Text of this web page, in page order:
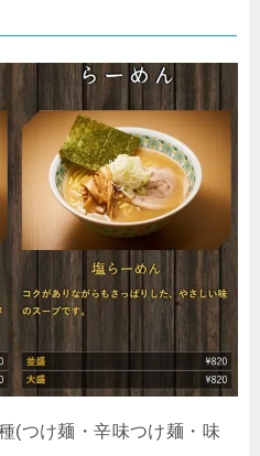
(つけ麺・辛味つけ麺・味